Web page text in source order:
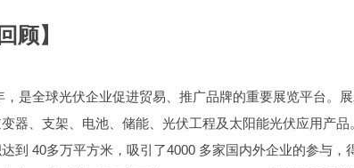
顾】
，是全球光伏企业促进贸易、推广品牌的重要展览平台。
器、支架、电池、储能、光伏工程及太阳能光伏应用产
到 40多万平方米，吸引了4000 多家国内外企业的参与